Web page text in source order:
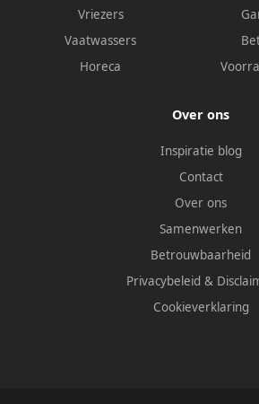
Vriezers
Vaatwassers
Horeca
Over ons
Inspiratie blog
Contact
Over ons
Samenwerken
Betrouwbaarheid
Privacybeleid &
Cookieverklaring